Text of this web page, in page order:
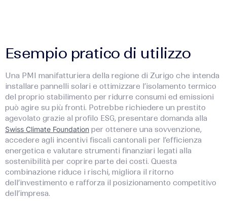
Esempio pratico di utilizzo
Una PMI manifatturiera della regione di Zurigo che intenda
installare pannelli solari e ottimizzare l’isolamento termico
del proprio stabilimento per ridurre consumi ed emissioni
può agire su più fronti. Potrebbe richiedere un prestito
agevolato grazie al profilo ESG, presentare domanda alla
Swiss Climate Foundation per ottenere una sovvenzione,
accedere agli incentivi fiscali cantonali per l’efficienza
energetica e valutare strumenti finanziari legati alla
sostenibilità per coprire parte dei costi. Questa
combinazione riduce i rischi, migliora il ritorno
dell’investimento e rafforza il posizionamento competitivo
dell’impresa.